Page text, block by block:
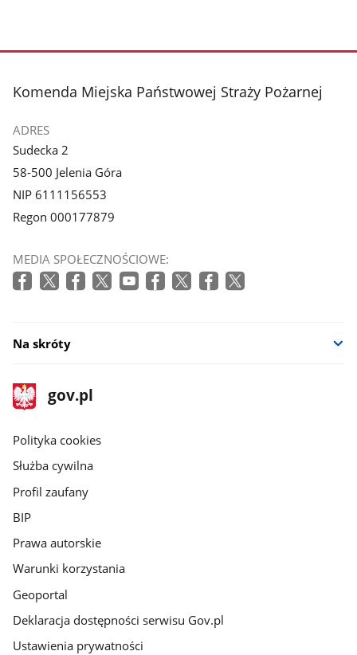
stopka
Komenda Miejska Państwowej Straży Pożarnej
ADRES
Sudecka 2
58-500 Jelenia Góra
NIP 6111156553
Regon 000177879
MEDIA SPOŁECZNOŚCIOWE:
Na skróty
stopka
gov.pl
Strona
gov.pl
gov.pl
Polityka cookies
Służba cywilna
Profil zaufany
BIP
Prawa autorskie
Warunki korzystania
Geoportal
Deklaracja dostępności serwisu Gov.pl
Ustawienia prywatności